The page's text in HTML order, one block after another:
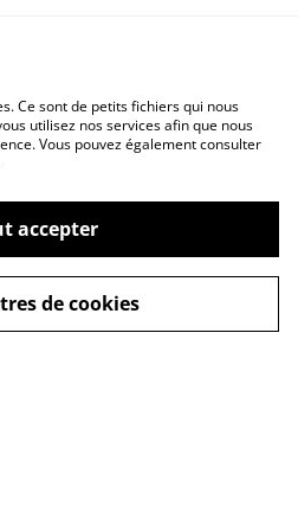
Politique Cookies
Ce sont de petits fichiers qui nous
utilisez nos services afin que nous
Vous pouvez également consulter
accepter
de cookies